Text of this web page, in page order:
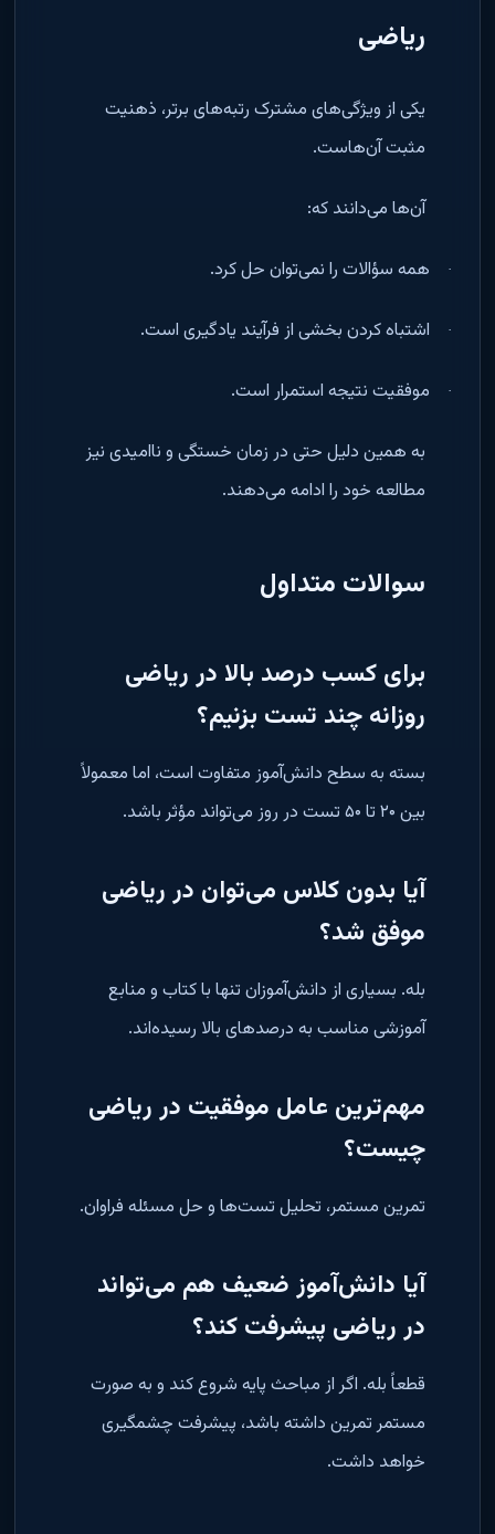
ریاضی
یکی از ویژگی‌های مشترک رتبه‌های برتر، ذهنیت
مثبت آن‌هاست.
آن‌ها می‌دانند که:
· همه سؤالات را نمی‌توان حل کرد.
· اشتباه کردن بخشی از فرآیند یادگیری است.
· موفقیت نتیجه استمرار است.
به همین دلیل حتی در زمان خستگی و ناامیدی نیز
مطالعه خود را ادامه می‌دهند.
سوالات متداول
برای کسب درصد بالا در ریاضی
روزانه چند تست بزنیم؟
بسته به سطح دانش‌آموز متفاوت است، اما معمولاً
بین ۲۰ تا ۵۰ تست در روز می‌تواند مؤثر باشد
.
آیا بدون کلاس می‌توان در ریاضی
موفق شد؟
بله. بسیاری از دانش‌آموزان تنها با کتاب و منابع
آموزشی مناسب به درصدهای بالا رسیده‌اند.
مهم‌ترین عامل موفقیت در ریاضی
چیست؟
تمرین مستمر، تحلیل تست‌ها و حل مسئله فراوان.
آیا دانش‌آموز ضعیف هم می‌تواند
در ریاضی پیشرفت کند؟
قطعاً بله. اگر از مباحث پایه شروع کند و به صورت
مستمر تمرین داشته باشد، پیشرفت چشمگیری
خواهد داشت.